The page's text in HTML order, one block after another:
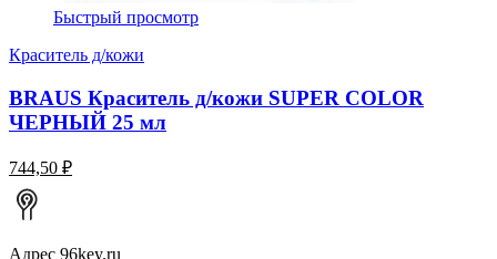
Быстрый просмотр
Краситель д/кожи
BRAUS Краситель д/кожи SUPER COLOR
ЧЕРНЫЙ 25 мл
744,50 ₽
Адрес 96key.ru